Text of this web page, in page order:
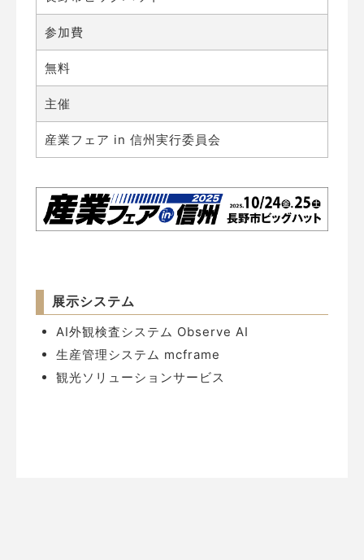
参加費
無料
主催
産業フェア in 信州実行委員会
展示システム
AI外観検査システム Observe AI
生産管理システム mcframe
観光ソリューションサービス